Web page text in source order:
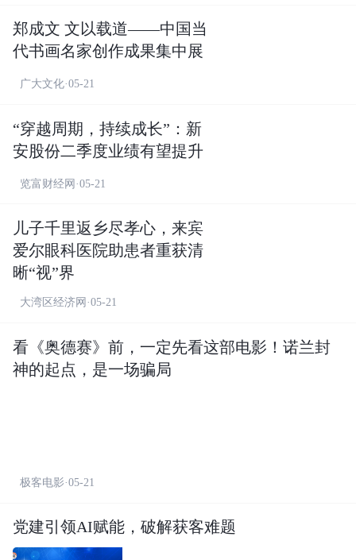
郑成文 文以载道——中国当
代书画名家创作成果集中展
广大文化·05-21
“穿越周期，持续成长”：新
安股份二季度业绩有望提升
览富财经网·05-21
儿子千里返乡尽孝心，来宾
爱尔眼科医院助患者重获清
晰“视”界
大湾区经济网·05-21
看《奥德赛》前，一定先看这部电影！诺兰封
神的起点，是一场骗局
极客电影·05-21
党建引领AI赋能，破解获客难题